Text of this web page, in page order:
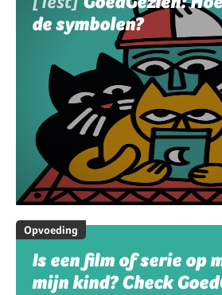
de symbolen?
Opvoeding
Is een film of serie op
mijn kind? Check